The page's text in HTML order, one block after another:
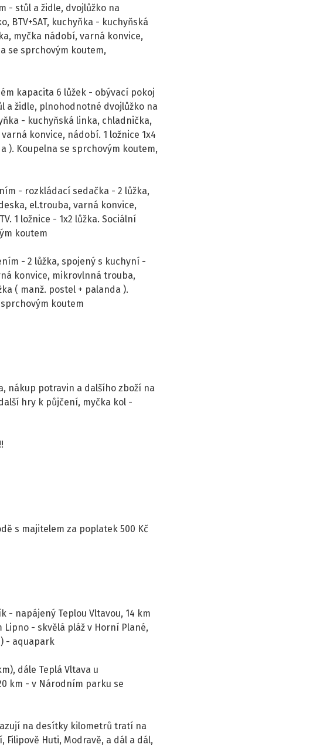
- stůl a židle, dvojlůžko na
BTV+SAT, kuchyňka - kuchyňská
myčka nádobí, varná konvice,
se sprchovým koutem,
kapacita 6 lůžek - obývací pokoj
a židle, plnohodnotné dvojlůžko na
- kuchyňská linka, chladnička,
konvice, nádobí. 1 ložnice 1x4
). Koupelna se sprchovým koutem,
- rozkládací sedačka - 2 lůžka,
el.trouba, varná konvice,
1 ložnice - 1x2 lůžka. Sociální
koutem
- 2 lůžka, spojený s kuchyní -
konvice, mikrovlnná trouba,
( manž. postel + palanda ).
koutem
nákup potravin a dalšího zboží na
hry k půjčení, myčka kol -
s majitelem za poplatek 500 Kč
- napájený Teplou Vltavou, 14 km
- skvělá pláž v Horní Plané,
- aquapark
dále Teplá Vltava u
km - v Národním parku se
na desítky kilometrů tratí na
Filipově Huti, Modravě, a dál a dál,